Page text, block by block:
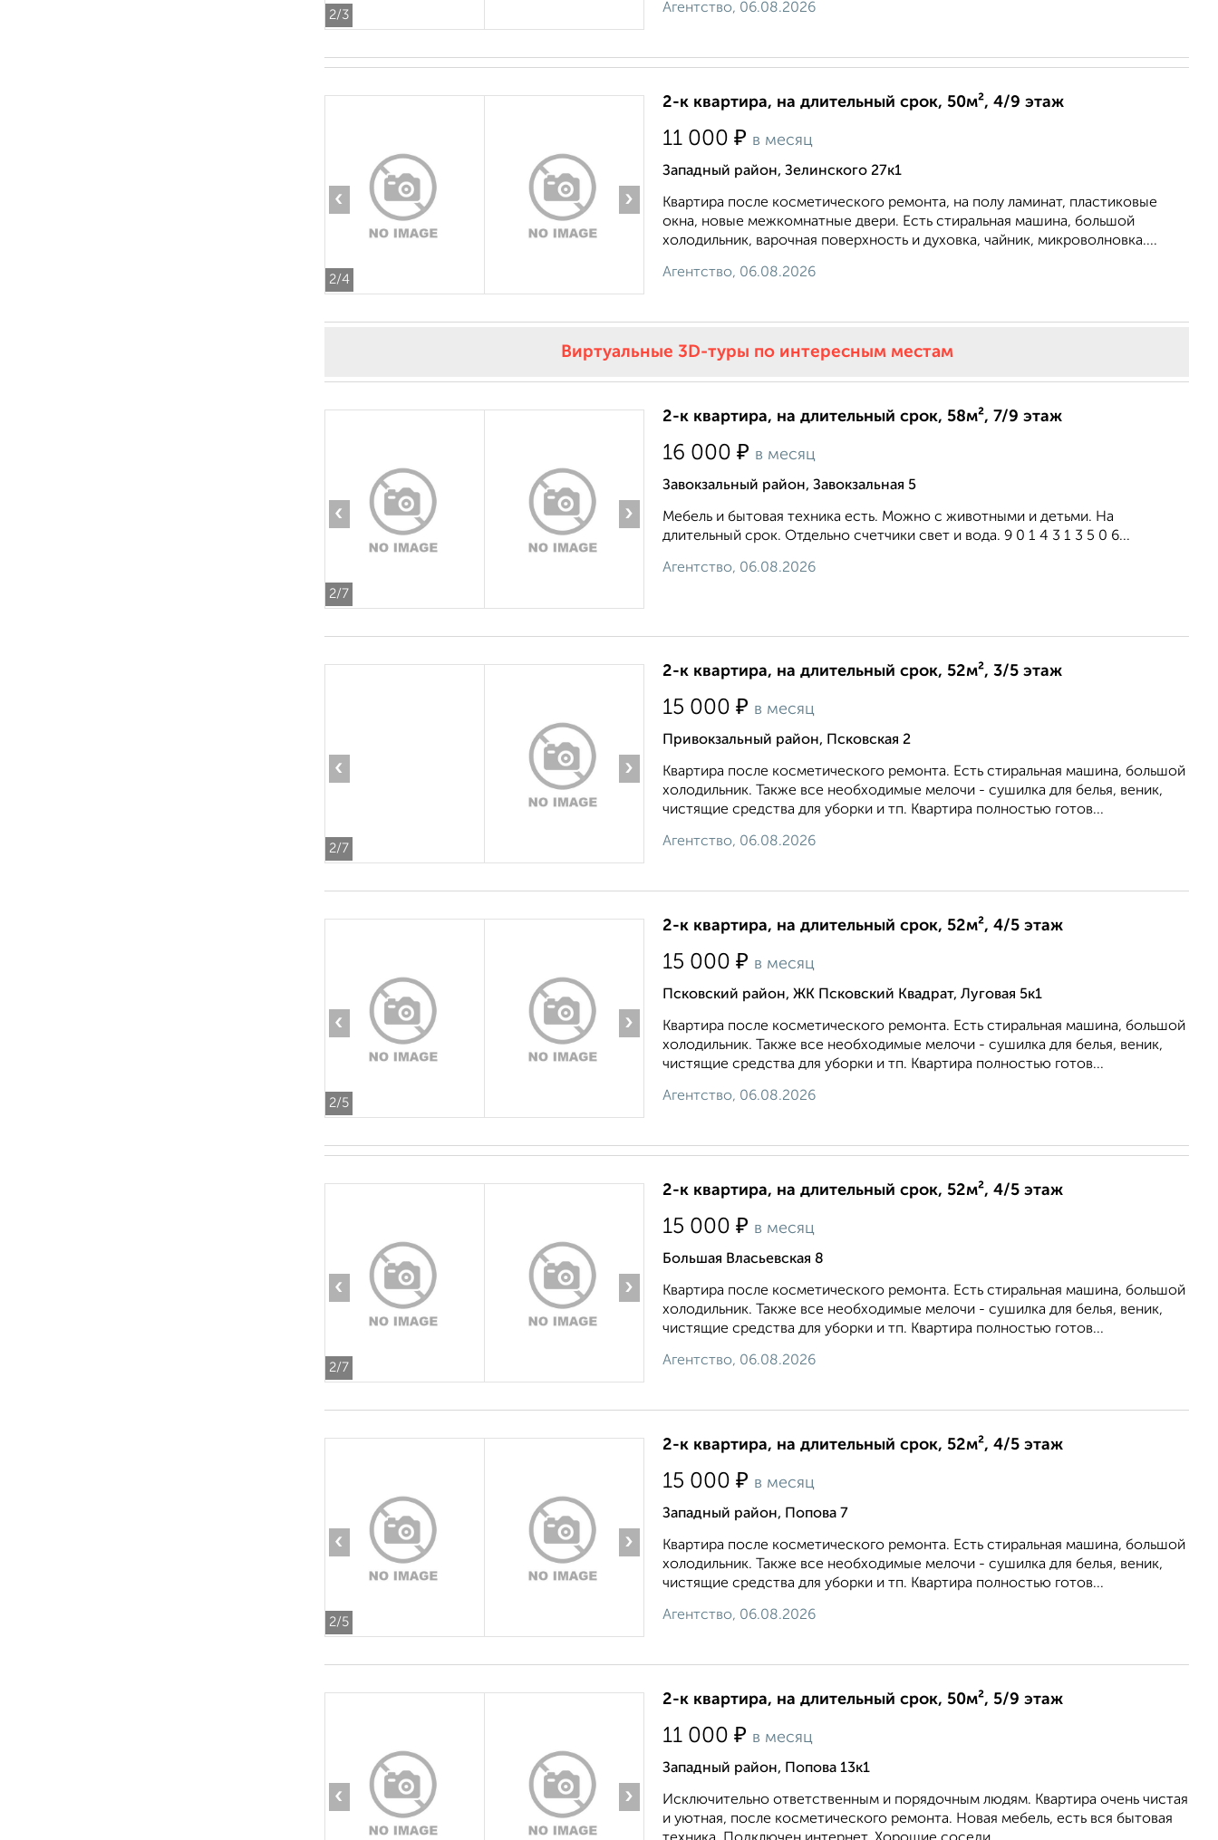
2/3 Агентство, 06.08.2026
2/4
‹ ›
2-к квартира, на длительный срок, 50м², 4/9 этаж
11 000 ₽ в месяц
Западный район, Зелинского 27к1
Квартира после косметического ремонта, на полу ламинат, пластиковые
окна, новые межкомнатные двери. Есть стиральная машина, большой
холодильник, варочная поверхность и духовка, чайник, микроволновка....
Агентство, 06.08.2026
Виртуальные 3D-туры по интересным местам
2/7
‹ ›
2-к квартира, на длительный срок, 58м², 7/9 этаж
16 000 ₽ в месяц
Завокзальный район, Завокзальная 5
Мебель и бытовая техника есть. Можно с животными и детьми. На
длительный срок. Отдельно счетчики свет и вода. 9 0 1 4 3 1 3 5 0 6...
Агентство, 06.08.2026
2/7
‹ ›
2-к квартира, на длительный срок, 52м², 3/5 этаж
15 000 ₽ в месяц
Привокзальный район, Псковская 2
Квартира после косметического ремонта. Есть стиральная машина, большой
холодильник. Также все необходимые мелочи - сушилка для белья, веник,
чистящие средства для уборки и тп. Квартира полностью готов...
Агентство, 06.08.2026
2/5
‹ ›
2-к квартира, на длительный срок, 52м², 4/5 этаж
15 000 ₽ в месяц
Псковский район, ЖК Псковский Квадрат, Луговая 5к1
Квартира после косметического ремонта. Есть стиральная машина, большой
холодильник. Также все необходимые мелочи - сушилка для белья, веник,
чистящие средства для уборки и тп. Квартира полностью готов...
Агентство, 06.08.2026
2/7
‹ ›
2-к квартира, на длительный срок, 52м², 4/5 этаж
15 000 ₽ в месяц
Большая Власьевская 8
Квартира после косметического ремонта. Есть стиральная машина, большой
холодильник. Также все необходимые мелочи - сушилка для белья, веник,
чистящие средства для уборки и тп. Квартира полностью готов...
Агентство, 06.08.2026
2/5
‹ ›
2-к квартира, на длительный срок, 52м², 4/5 этаж
15 000 ₽ в месяц
Западный район, Попова 7
Квартира после косметического ремонта. Есть стиральная машина, большой
холодильник. Также все необходимые мелочи - сушилка для белья, веник,
чистящие средства для уборки и тп. Квартира полностью готов...
Агентство, 06.08.2026
‹ ›
2-к квартира, на длительный срок, 50м², 5/9 этаж
11 000 ₽ в месяц
Западный район, Попова 13к1
Исключительно ответственным и порядочным людям. Квартира очень чистая
и уютная, после косметического ремонта. Новая мебель, есть вся бытовая